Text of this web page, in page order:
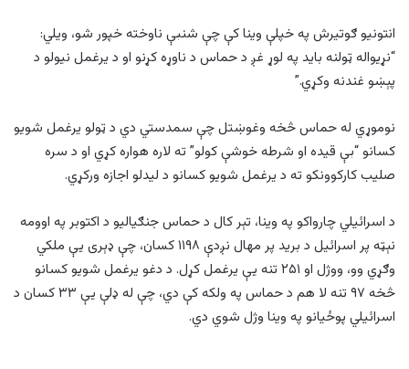
انتونیو ګوتیرش په خپلې وینا کې چې شنبې ناوخته خپور شو، ویلي:
“نړیواله ټولنه باید په لوړ غږ د حماس د ناوړه کړنو او د یرغمل نیولو د
پېښو غندنه وکړي.”
نوموړي له حماس څخه وغوښتل چې سمدستي دي د ټولو یرغمل شویو
کسانو “بې قیده او شرطه خوشې کولو” ته لاره هواره کړي او د سره
صلیب کارکوونکو ته د یرغمل شویو کسانو د لیدلو اجازه ورکړي.
د اسرائیلي چارواکو په وینا، تېر کال د حماس جنګیالیو د اکتوبر په اوومه
نېټه پر اسرائیل د برید پر مهال نږدې ۱۱۹۸ کسان، چې ډېری یې ملکي
وګړي وو، ووژل او ۲۵۱ تنه یې یرغمل کړل. د دغو یرغمل شویو کسانو
څخه ۹۷ تنه لا هم د حماس په ولکه کې دي، چې له ډلې یې ۳۳ کسان د
اسرائیلي پوځیانو په وینا وژل شوي دي.